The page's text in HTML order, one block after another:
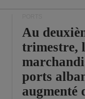
Au
trimestre,
ports
augmenté